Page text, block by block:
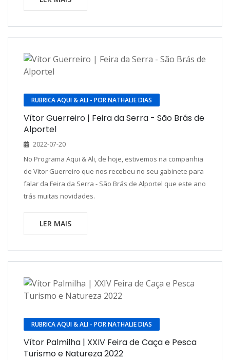
RUBRICA AQUI & ALI - POR NATHALIE DIAS
Vítor Guerreiro | Feira da Serra - São Brás de
Alportel
2022-07-20
No Programa Aqui & Ali, de hoje, estivemos na companhia
de Vitor Guerreiro que nos recebeu no seu gabinete para
falar da Feira da Serra - São Brás de Alportel que este ano
trás muitas novidades.
LER MAIS
RUBRICA AQUI & ALI - POR NATHALIE DIAS
Vítor Palmilha | XXIV Feira de Caça e Pesca
Turismo e Natureza 2022